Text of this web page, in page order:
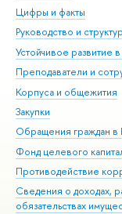
Цифры и факты
Руководство и
Устойчивое
Преподаватели и
Корпуса и общежития
Закупки
Обращения граждан
Фонд целевого
Противодействие
Сведения о доходах,
обязательствах